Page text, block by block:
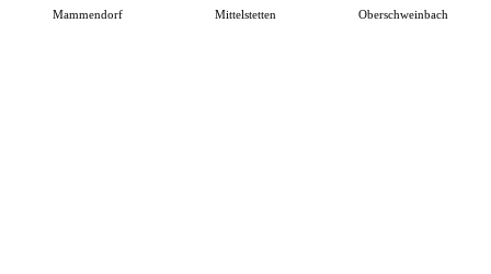
Mammendorf Mittelstetten Oberschweinbach